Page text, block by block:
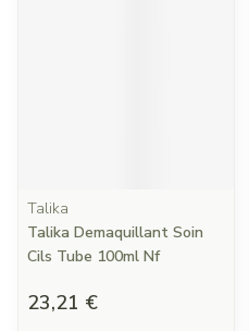
Talika
Talika Demaquillant Soin
Cils Tube 100ml Nf
23,21 €